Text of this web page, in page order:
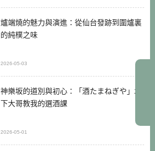
爐端燒的魅力與演進：從仙台發跡到圍爐裏
的純樸之味
2026-05-03
神樂坂的道別與初心：「酒たまねぎや」木
下大哥教我的選酒課
2026-05-01